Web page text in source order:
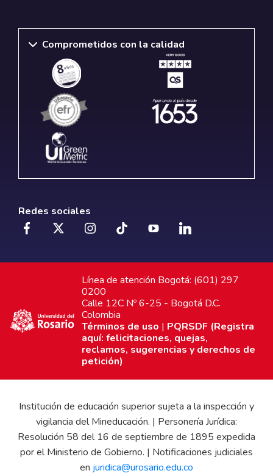
Comprometidos con la calidad
Redes sociales
Línea de atención Bogotá: (601) 297
0200
Calle 12C Nº 6-25 - Bogotá D.C.
Colombia
Términos de uso | PQRSDF (Registra
aquí: felicitaciones, quejas,
reclamos, sugerencias y derechos de
petición)
Institución de educación superior sujeta a la inspección y
vigilancia del Mineducación. | Personería Jurídica:
Resolución 58 del 16 de septiembre de 1895 expedida
por el Ministerio de Gobierno. | Notificaciones judiciales
en juridica@urosario.edu.co